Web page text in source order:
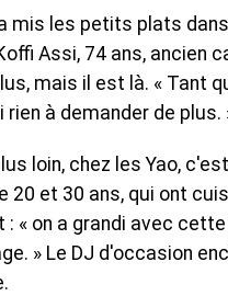
mis les petits plats
Assi, 74 ans, ancien
mais il est là. « Tant
rien à demander de plus.
loin, chez les Yao,
20 et 30 ans, qui ont
: « on a grandi avec
» Le DJ d'occasion